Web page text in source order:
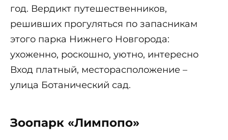
год. Вердикт путешественников,
решивших прогуляться по запасникам
этого парка Нижнего Новгорода:
ухоженно, роскошно, уютно, интересно
Вход платный, месторасположение –
улица Ботанический сад.
Зоопарк «Лимпопо»